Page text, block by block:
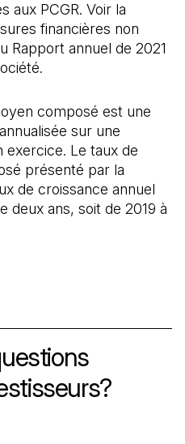
aux PCGR. Voir la
financières non
Rapport annuel de 2021
composé est une
sur une
exercice. Le taux de
présenté par la
de croissance annuel
deux ans, soit de 2019 à